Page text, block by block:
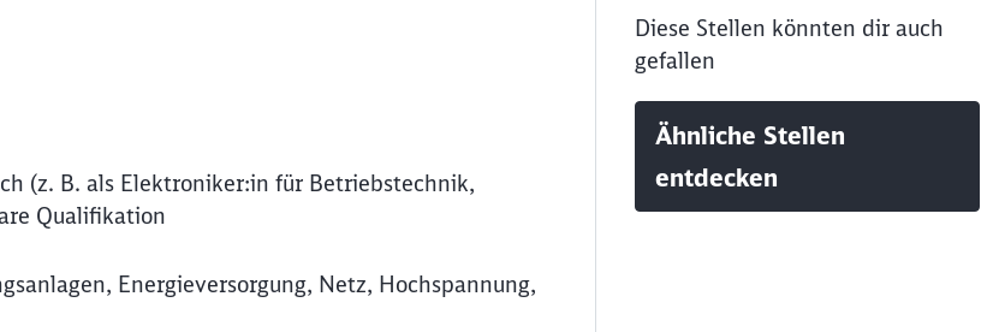
(z. B. als Elektroniker:in für Betriebstechnik,
Qualifikation
Energieversorgung, Netz, Hochspannung,
Diese Stellen könnten dir auch
gefallen
Ähnliche Stellen
entdecken